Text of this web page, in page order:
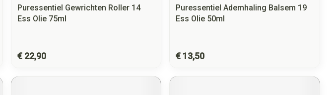
Puressentiel Gewrichten Roller 14
Ess Olie 75ml
€ 22,90
Puressentiel Ademhaling Balsem 19
Ess Olie 50ml
€ 13,50